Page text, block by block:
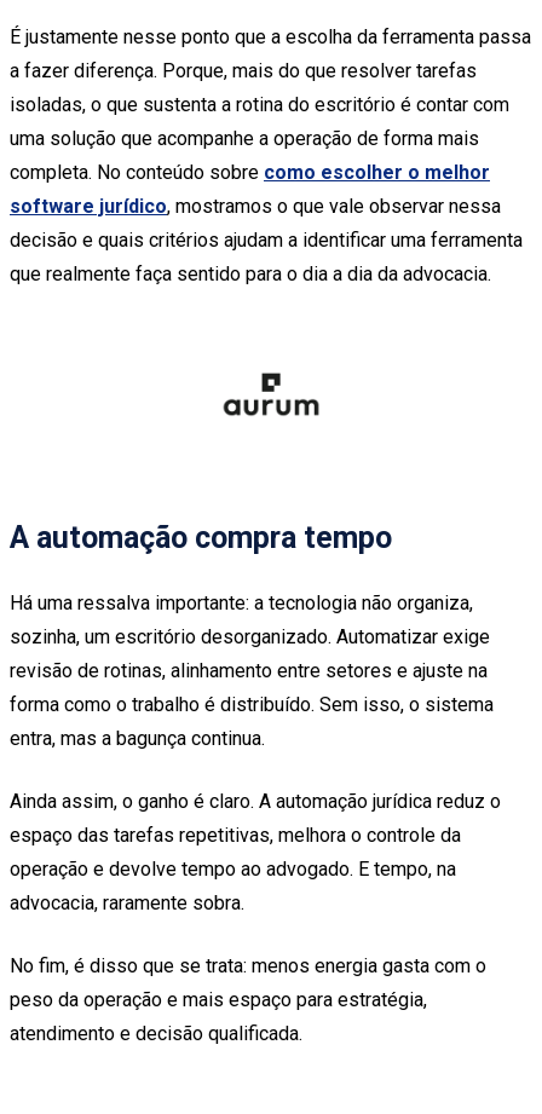
É justamente nesse ponto que a escolha da ferramenta passa
a fazer diferença. Porque, mais do que resolver tarefas
isoladas, o que sustenta a rotina do escritório é contar com
uma solução que acompanhe a operação de forma mais
completa. No conteúdo sobre como escolher o melhor
software jurídico, mostramos o que vale observar nessa
decisão e quais critérios ajudam a identificar uma ferramenta
que realmente faça sentido para o dia a dia da advocacia.
A automação compra tempo
Há uma ressalva importante: a tecnologia não organiza,
sozinha, um escritório desorganizado. Automatizar exige
revisão de rotinas, alinhamento entre setores e ajuste na
forma como o trabalho é distribuído. Sem isso, o sistema
entra, mas a bagunça continua.
Ainda assim, o ganho é claro. A automação jurídica reduz o
espaço das tarefas repetitivas, melhora o controle da
operação e devolve tempo ao advogado. E tempo, na
advocacia, raramente sobra.
No fim, é disso que se trata: menos energia gasta com o
peso da operação e mais espaço para estratégia,
atendimento e decisão qualificada.